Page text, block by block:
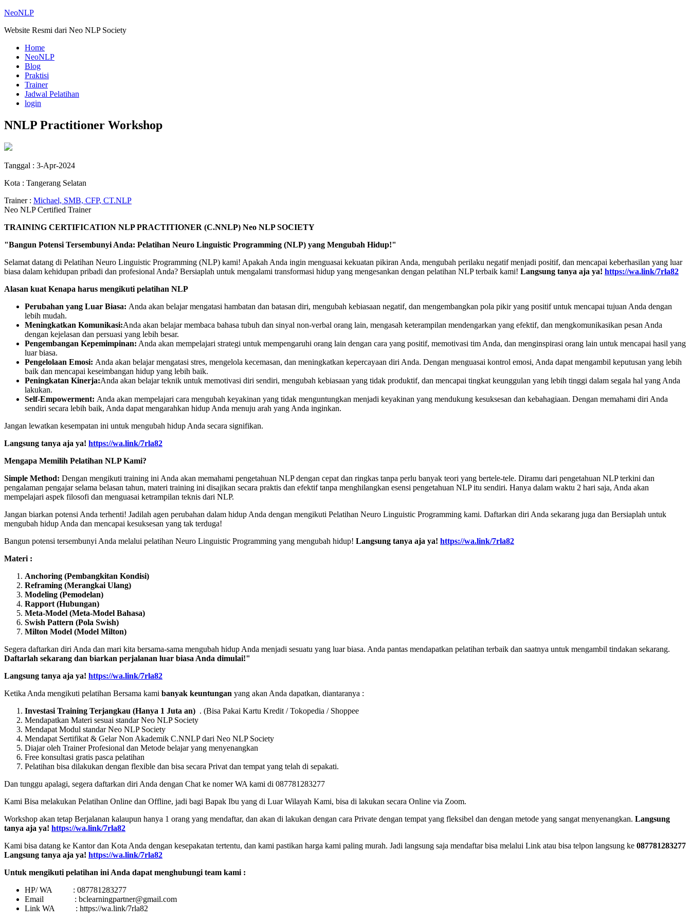
NeoNLP
Website Resmi dari Neo NLP Society
Home
NeoNLP
Blog
Praktisi
Trainer
Jadwal Pelatihan
login
NNLP Practitioner Workshop
Tanggal : 3-Apr-2024
Kota : Tangerang Selatan
Trainer : Michael, SMB, CFP, CT.NLP
Neo NLP Certified Trainer
TRAINING CERTIFICATION NLP PRACTITIONER (C.NNLP) Neo NLP SOCIETY
"Bangun Potensi Tersembunyi Anda: Pelatihan Neuro Linguistic Programming (NLP) yang Mengubah Hidup!"
Selamat datang di Pelatihan Neuro Linguistic Programming (NLP) kami! Apakah Anda ingin menguasai kekuatan pikiran Anda, mengubah perilaku negatif menjadi positif, dan mencapai keberhasilan yang luar
biasa dalam kehidupan pribadi dan profesional Anda? Bersiaplah untuk mengalami transformasi hidup yang mengesankan dengan pelatihan NLP terbaik kami! Langsung tanya aja ya! https://wa.link/7rla82
Alasan kuat Kenapa harus mengikuti pelatihan NLP
Perubahan yang Luar Biasa: Anda akan belajar mengatasi hambatan dan batasan diri, mengubah kebiasaan negatif, dan mengembangkan pola pikir yang positif untuk mencapai tujuan Anda dengan
lebih mudah.
Meningkatkan Komunikasi:Anda akan belajar membaca bahasa tubuh dan sinyal non-verbal orang lain, mengasah keterampilan mendengarkan yang efektif, dan mengkomunikasikan pesan Anda
dengan kejelasan dan persuasi yang lebih besar.
Pengembangan Kepemimpinan: Anda akan mempelajari strategi untuk mempengaruhi orang lain dengan cara yang positif, memotivasi tim Anda, dan menginspirasi orang lain untuk mencapai hasil yang
luar biasa.
Pengelolaan Emosi: Anda akan belajar mengatasi stres, mengelola kecemasan, dan meningkatkan kepercayaan diri Anda. Dengan menguasai kontrol emosi, Anda dapat mengambil keputusan yang lebih
baik dan mencapai keseimbangan hidup yang lebih baik.
Peningkatan Kinerja:Anda akan belajar teknik untuk memotivasi diri sendiri, mengubah kebiasaan yang tidak produktif, dan mencapai tingkat keunggulan yang lebih tinggi dalam segala hal yang Anda
lakukan.
Self-Empowerment: Anda akan mempelajari cara mengubah keyakinan yang tidak menguntungkan menjadi keyakinan yang mendukung kesuksesan dan kebahagiaan. Dengan memahami diri Anda
sendiri secara lebih baik, Anda dapat mengarahkan hidup Anda menuju arah yang Anda inginkan.
Jangan lewatkan kesempatan ini untuk mengubah hidup Anda secara signifikan.
Langsung tanya aja ya! https://wa.link/7rla82
Mengapa Memilih Pelatihan NLP Kami?
Simple Method: Dengan mengikuti training ini Anda akan memahami pengetahuan NLP dengan cepat dan ringkas tanpa perlu banyak teori yang bertele-tele. Diramu dari pengetahuan NLP terkini dan
pengalaman pengajar selama belasan tahun, materi training ini disajikan secara praktis dan efektif tanpa menghilangkan esensi pengetahuan NLP itu sendiri. Hanya dalam waktu 2 hari saja, Anda akan
mempelajari aspek filosofi dan menguasai ketrampilan teknis dari NLP.
Jangan biarkan potensi Anda terhenti! Jadilah agen perubahan dalam hidup Anda dengan mengikuti Pelatihan Neuro Linguistic Programming kami. Daftarkan diri Anda sekarang juga dan Bersiaplah untuk
mengubah hidup Anda dan mencapai kesuksesan yang tak terduga!
Bangun potensi tersembunyi Anda melalui pelatihan Neuro Linguistic Programming yang mengubah hidup! Langsung tanya aja ya! https://wa.link/7rla82
Materi :
Anchoring (Pembangkitan Kondisi)
Reframing (Merangkai Ulang)
Modeling (Pemodelan)
Rapport (Hubungan)
Meta-Model (Meta-Model Bahasa)
Swish Pattern (Pola Swish)
Milton Model (Model Milton)
Segera daftarkan diri Anda dan mari kita bersama-sama mengubah hidup Anda menjadi sesuatu yang luar biasa. Anda pantas mendapatkan pelatihan terbaik dan saatnya untuk mengambil tindakan sekarang.
Daftarlah sekarang dan biarkan perjalanan luar biasa Anda dimulai!"
Langsung tanya aja ya! https://wa.link/7rla82
Ketika Anda mengikuti pelatihan Bersama kami banyak keuntungan yang akan Anda dapatkan, diantaranya :
Investasi Training Terjangkau (Hanya 1 Juta an) . (Bisa Pakai Kartu Kredit / Tokopedia / Shoppee
Mendapatkan Materi sesuai standar Neo NLP Society
Mendapat Modul standar Neo NLP Society
Mendapat Sertifikat & Gelar Non Akademik C.NNLP dari Neo NLP Society
Diajar oleh Trainer Profesional dan Metode belajar yang menyenangkan
Free konsultasi gratis pasca pelatihan
Pelatihan bisa dilakukan dengan flexible dan bisa secara Privat dan tempat yang telah di sepakati.
Dan tunggu apalagi, segera daftarkan diri Anda dengan Chat ke nomer WA kami di 087781283277
Kami Bisa melakukan Pelatihan Online dan Offline, jadi bagi Bapak Ibu yang di Luar Wilayah Kami, bisa di lakukan secara Online via Zoom.
Workshop akan tetap Berjalanan kalaupun hanya 1 orang yang mendaftar, dan akan di lakukan dengan cara Private dengan tempat yang fleksibel dan dengan metode yang sangat menyenangkan. Langsung
tanya aja ya! https://wa.link/7rla82
Kami bisa datang ke Kantor dan Kota Anda dengan kesepakatan tertentu, dan kami pastikan harga kami paling murah. Jadi langsung saja mendaftar bisa melalui Link atau bisa telpon langsung ke 087781283277
Langsung tanya aja ya! https://wa.link/7rla82
Untuk mengikuti pelatihan ini Anda dapat menghubungi team kami :
HP/ WA : 087781283277
Email : bclearningpartner@gmail.com
Link WA : https://wa.link/7rla82